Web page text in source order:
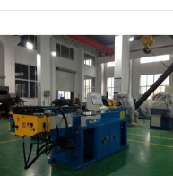
ordinateur de